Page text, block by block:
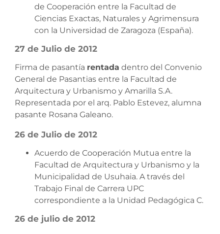
de Cooperación entre la Facultad de
Ciencias Exactas, Naturales y Agrimensura
con la Universidad de Zaragoza (España).
27 de Julio de 2012
Firma de pasantía rentada dentro del Convenio
General de Pasantias entre la Facultad de
Arquitectura y Urbanismo y Amarilla S.A.
Representada por el arq. Pablo Estevez, alumna
pasante Rosana Galeano.
26 de Julio de 2012
Acuerdo de Cooperación Mutua entre la
Facultad de Arquitectura y Urbanismo y la
Municipalidad de Usuhaia. A través del
Trabajo Final de Carrera UPC
correspondiente a la Unidad Pedagógica C.
26 de julio de 2012